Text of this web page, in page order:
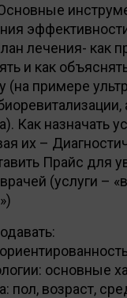
лечения- как
и как
(на примере
Как назначать
их –
Прайс для
(услуги –
основные
пол, возраст,